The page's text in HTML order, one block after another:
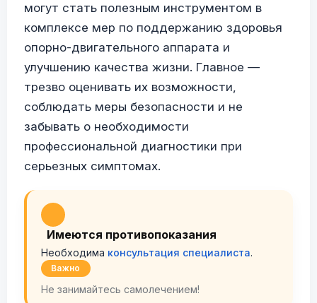
могут стать полезным инструментом в
комплексе мер по поддержанию здоровья
опорно-двигательного аппарата и
улучшению качества жизни. Главное —
трезво оценивать их возможности,
соблюдать меры безопасности и не
забывать о необходимости
профессиональной диагностики при
серьезных симптомах.
Имеются противопоказания
Необходима консультация специалиста.
Важно
Не занимайтесь самолечением!